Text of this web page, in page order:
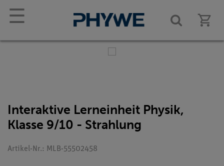
☰
Interaktive Lerneinheit Physik,
Klasse 9/10 - Strahlung
Artikel-Nr.: MLB-55502458